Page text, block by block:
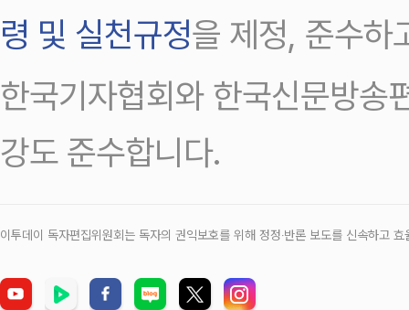
령 및 실천규정을 제정, 준수하
한국기자협회와 한국신문방송
강도 준수합니다.
이투데이 독자편집위원회는 독자의 권익보호를 위해 정정‧반론 보도를 신속하고